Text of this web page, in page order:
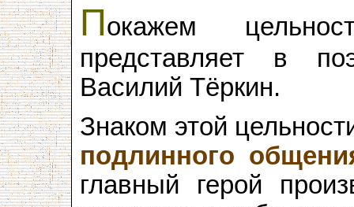
Покажем
представляет в
Василий Тёркин.
Знаком этой
подлинного
главный герой